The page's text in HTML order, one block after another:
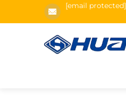
[email protected]